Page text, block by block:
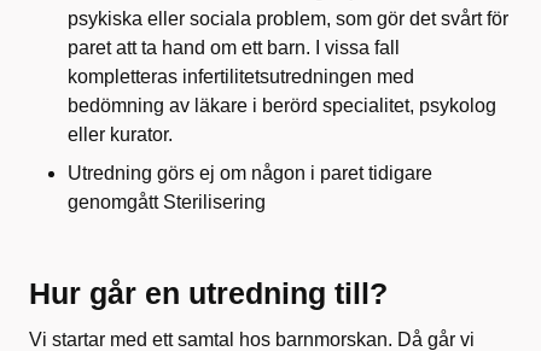
psykiska eller sociala problem, som gör det svårt för
paret att ta hand om ett barn. I vissa fall
kompletteras infertilitetsutredningen med
bedömning av läkare i berörd specialitet, psykolog
eller kurator.
Utredning görs ej om någon i paret tidigare
genomgått Sterilisering
Hur går en utredning till?
Vi startar med ett samtal hos barnmorskan. Då går vi